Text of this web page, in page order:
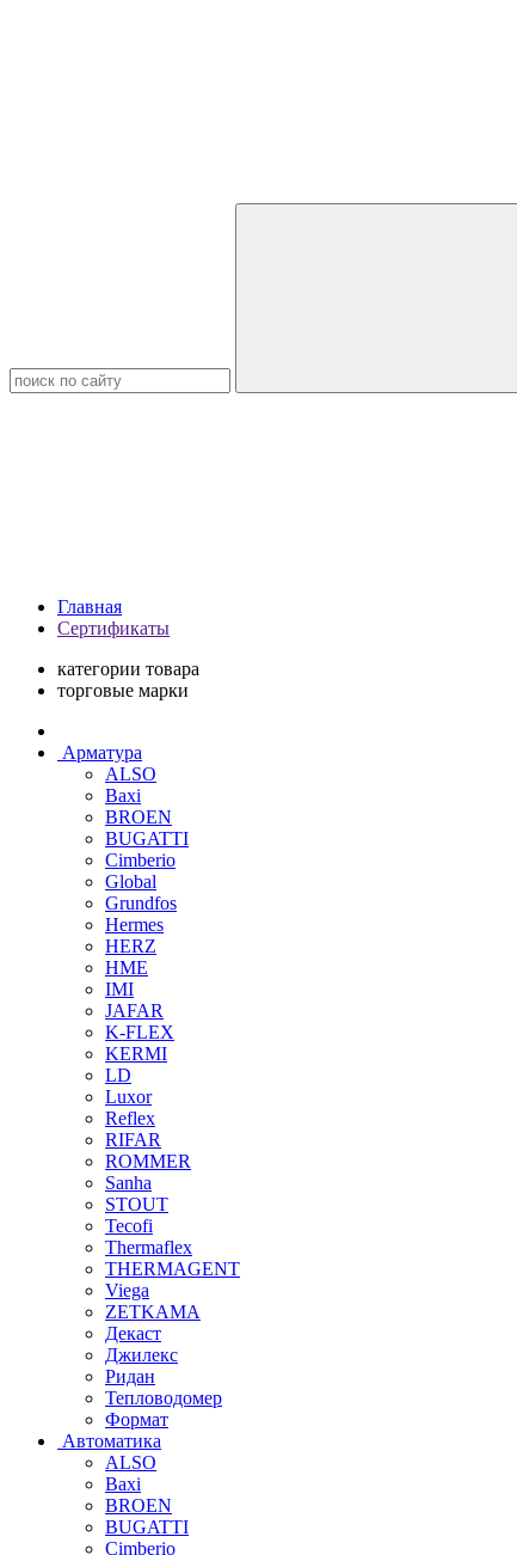
Главная
Сертификаты
категории товара
торговые марки
Арматура
ALSO
Baxi
BROEN
BUGATTI
Cimberio
Global
Grundfos
Hermes
HERZ
HME
IMI
JAFAR
K-FLEX
KERMI
LD
Luxor
Reflex
RIFAR
ROMMER
Sanha
STOUT
Tecofi
Thermaflex
THERMAGENT
Viega
ZETKAMA
Декаст
Джилекс
Ридан
Тепловодомер
Формат
Автоматика
ALSO
Baxi
BROEN
BUGATTI
Cimberio